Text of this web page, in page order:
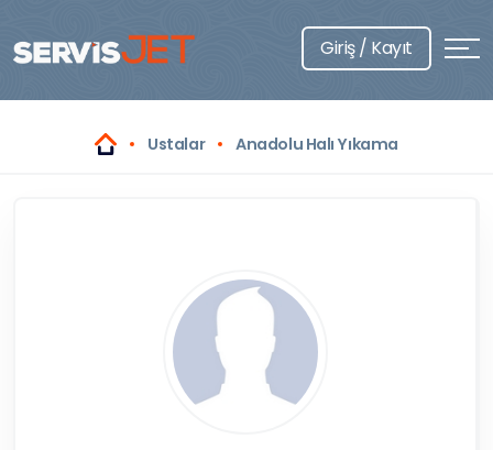
Giriş / Kayıt
Ustalar Anadolu Halı Yıkama